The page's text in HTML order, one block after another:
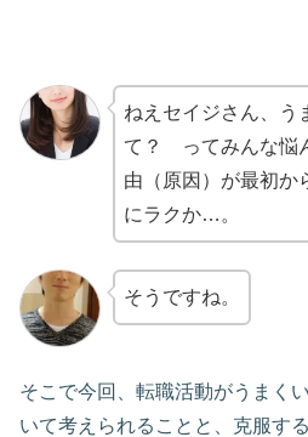
ねえセイジさん、う
て？ ってみんな悩
由（原因）が最初か
にラクか…。
そうですね。
そこで今回、転職活動がうまく
いて考えられることと、克服す